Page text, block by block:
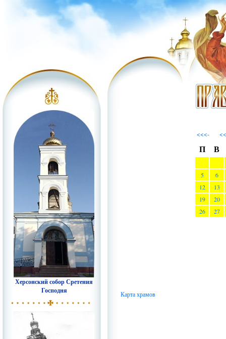
Херсонский собор Сретения
Господня
<<<- <<
П В
5
6
12
13
19
20
26
27
Карта храмов